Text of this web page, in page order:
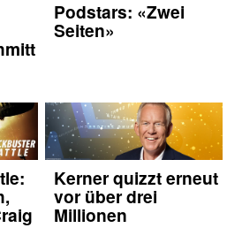
Podstars: «Zwei
Seiten»
Kerner quizzt erneut
vor über drei
Millionen